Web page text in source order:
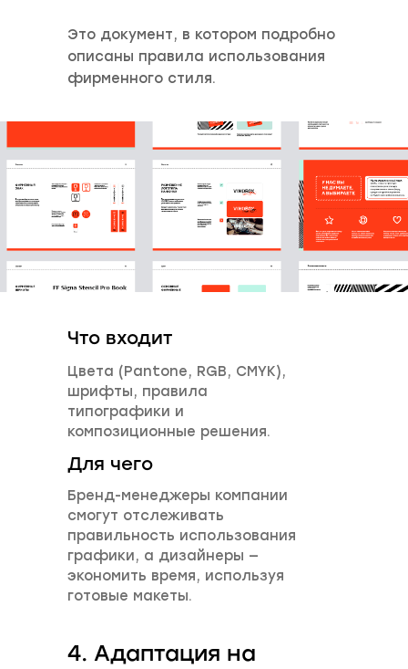
Это документ, в котором подробно
описаны правила использования
фирменного стиля.
Бренд-менеджеры компании
смогут отслеживать
правильность использования
графики, а дизайнеры —
экономить время, используя
готовые макеты.
Цвета (Pantone, RGB, CMYK),
шрифты, правила
типографики и
композиционные решения.
Что входит
Для чего
4. Адаптация на